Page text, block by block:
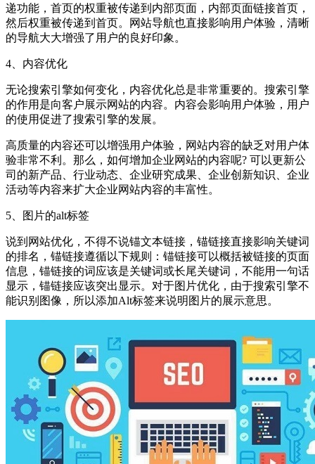
递功能，首页的权重被传递到内部页面，内部页面链接首页，
然后权重被传递到首页。网站导航也直接影响用户体验，清晰
的导航大大增强了用户的良好印象。
4、内容优化
无论搜索引擎如何变化，内容优化总是非常重要的。搜索引擎
的作用是向客户展示网站的内容。内容会影响用户体验，用户
的使用促进了搜索引擎的发展。
高质量的内容还可以增强用户体验，网站内容的缺乏对用户体
验非常不利。那么，如何增加企业网站的内容呢? 可以更新公
司的新产品、行业动态、企业研究成果、企业创新知识、企业
活动等内容来扩大企业网站内容的丰富性。
5、图片的alt标签
说到网站优化，不得不说锚文本链接，锚链接直接影响关键词
的排名，锚链接遵循以下规则：锚链接可以概括被链接的页面
信息，锚链接的词应该是关键词或长尾关键词，不能用一句话
显示，锚链接应该突出显示。对于图片优化，由于搜索引擎不
能识别图像，所以添加Alt标签来说明图片的展示意思。